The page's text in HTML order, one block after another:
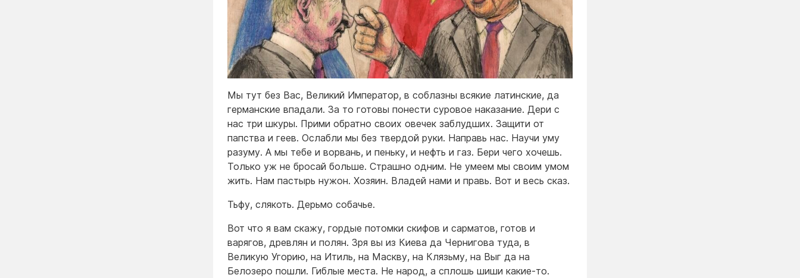
Мы тут без Вас, Великий Император, в соблазны всякие латинские, да
германские впадали. За то готовы понести суровое наказание. Дери с
нас три шкуры. Прими обратно своих овечек заблудших. Защити от
папства и геев. Ослабли мы без твердой руки. Направь нас. Научи уму
разуму. А мы тебе и ворвань, и пеньку, и нефть и газ. Бери чего хочешь.
Только уж не бросай больше. Страшно одним. Не умеем мы своим умом
жить. Нам пастырь нужон. Хозяин. Владей нами и правь. Вот и весь сказ.
Тьфу, слякоть. Дерьмо собачье.
Вот что я вам скажу, гордые потомки скифов и сарматов, готов и
варягов, древлян и полян. Зря вы из Киева да Чернигова туда, в
Великую Угорию, на Итиль, на Маскву, на Клязьму, на Выг да на
Белозеро пошли. Гиблые места. Не народ, а сплошь шиши какие-то.